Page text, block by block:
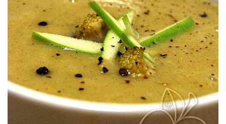
CREMA DE BRÉCOL & DE MANZANA
Una crema de brécol y manzana para una receta 100% original y
saludable.